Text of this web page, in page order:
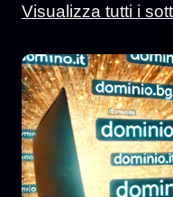
Visualizza tutti i